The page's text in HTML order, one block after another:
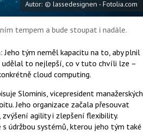
Autor: © lassedesignen - Fotolia.com
tempem a bude stoupat i nadále.
Jeho tým neměl kapacitu na to, aby plnil
udělal to nejlepší, co v tuto chvíli lze –
cloud computing.
Slominis, vicepresident manažerských
Jeho organizace začala přesouvat
agility i zlepšení flexibility.
údržbou systémů, kterou jeho tým také